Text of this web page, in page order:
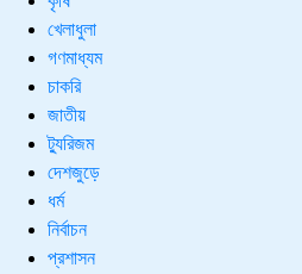
খেলাধুলা
গণমাধ্যম
চাকরি
জাতীয়
ট্যুরিজম
দেশজুড়ে
ধর্ম
নির্বাচন
প্রশাসন